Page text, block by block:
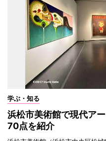
学ぶ・知る
浜松市美術館で現代ア
70点を紹介